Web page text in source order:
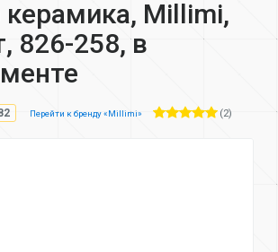
Millimi,
826-258, в
Перейти к бренду «Millimi» (2)